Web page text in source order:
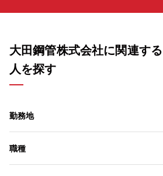
大田鋼管株式会社に関連す
人を探す
勤務地
職種